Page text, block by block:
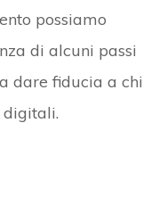
possiamo
di alcuni passi
dare fiducia a chi
digitali.